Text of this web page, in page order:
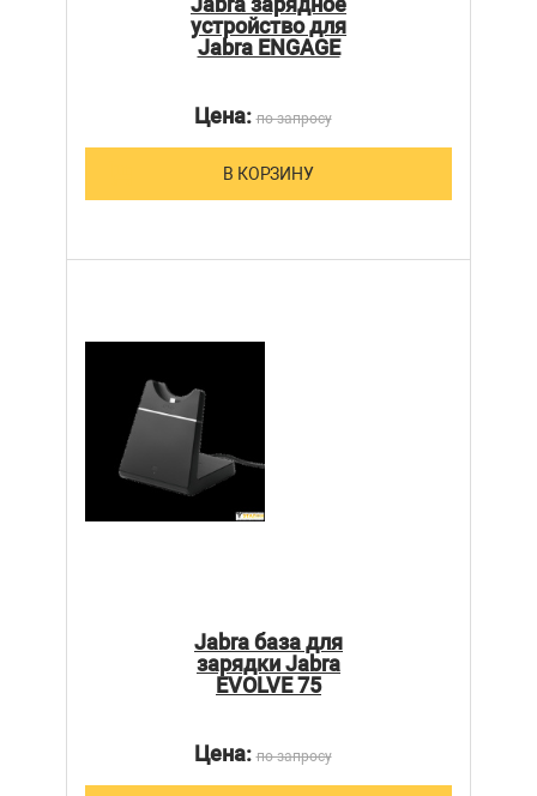
устройство для
Jabra ENGAGE
Цена:по запросу
В КОРЗИНУ
Jabra база для
зарядки Jabra
EVOLVE 75
Цена:по запросу